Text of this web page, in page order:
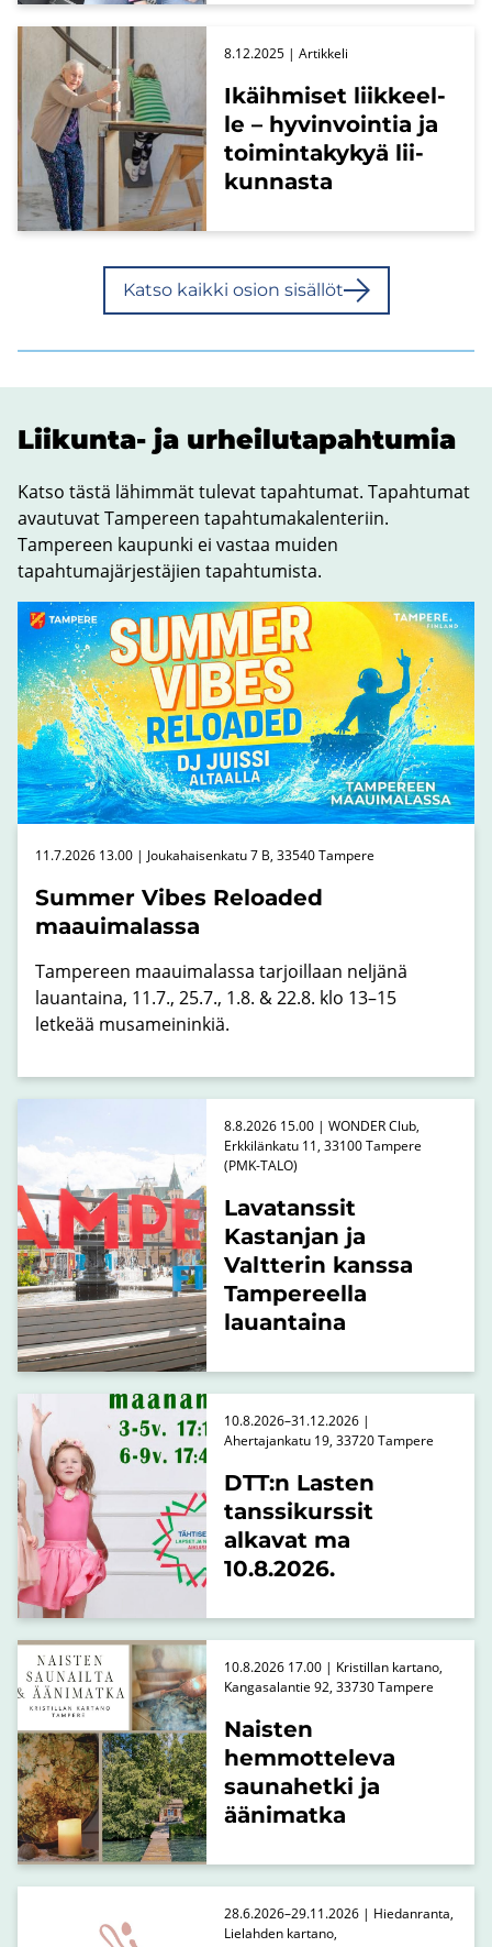
Ikäih­mi­set liik­keel­
le – hy­vin­voin­tia ja
toi­min­ta­ky­kyä lii­
kun­nas­ta
8.12.2025 | Ar­tik­ke­li
Katso kaik­ki osion si­säl­löt
Liikunta-​ ja ur­hei­lu­ta­pah­tu­mia
Katso tästä lähimmät tulevat tapahtumat. Tapahtumat
avautuvat Tampereen tapahtumakalenteriin.
Tampereen kaupunki ei vastaa muiden
tapahtumajärjestäjien tapahtumista.
Summer Vibes Reloaded
maauimalassa
Tampereen maauimalassa tarjoillaan neljänä
lauantaina, 11.7., 25.7., 1.8. & 22.8. klo 13–15
letkeää musameininkiä.
11.7.2026 13.00 | Joukahaisenkatu 7 B, 33540 Tampere
Lavatanssit
Kastanjan ja
Valtterin kanssa
Tampereella
lauantaina
8.8.2026 15.00 | WONDER Club,
Erkkilänkatu 11, 33100 Tampere
(PMK-TALO)
DTT:n Lasten
tanssikurssit
alkavat ma
10.8.2026.
10.8.2026–31.12.2026 |
Ahertajankatu 19, 33720 Tampere
Naisten
hemmotteleva
saunahetki ja
äänimatka
10.8.2026 17.00 | Kristillan kartano,
Kangasalantie 92, 33730 Tampere
28.6.2026–29.11.2026 | Hiedanranta,
Lielahden kartano,